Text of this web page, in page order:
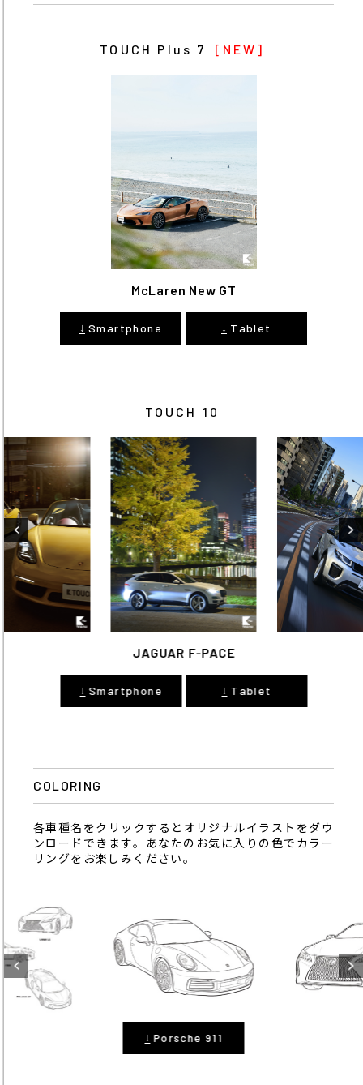
TOUCH Plus 7 [NEW]
McLaren New GT
↓ Smartphone ↓ Tablet
TOUCH 10
JAGUAR F-PACE
↓ Smartphone ↓ Tablet
COLORING
各車種名をクリックするとオリジナルイラストをダウ
ンロードできます。あなたのお気に入りの色でカラー
リングをお楽しみください。
↓ Porsche 911